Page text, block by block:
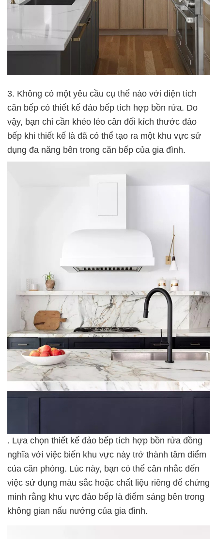
3. Không có một yêu cầu cụ thể nào với diện tích
căn bếp có thiết kế đảo bếp tích hợp bồn rửa. Do
vậy, bạn chỉ cần khéo léo cân đối kích thước đảo
bếp khi thiết kế là đã có thể tạo ra một khu vực sử
dụng đa năng bên trong căn bếp của gia đình.
. Lựa chọn thiết kế đảo bếp tích hợp bồn rửa đồng
nghĩa với việc biến khu vực này trở thành tâm điểm
của căn phòng. Lúc này, bạn có thể cân nhắc đến
việc sử dụng màu sắc hoặc chất liệu riêng để chứng
minh rằng khu vực đảo bếp là điểm sáng bên trong
không gian nấu nướng của gia đình.